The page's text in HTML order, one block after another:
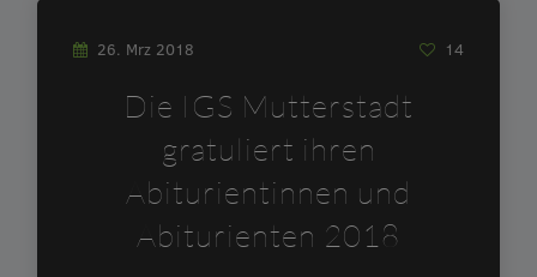
26. Mrz 2018 14
Die IGS Mutterstadt
gratuliert ihren
Abiturientinnen und
Abiturienten 2018